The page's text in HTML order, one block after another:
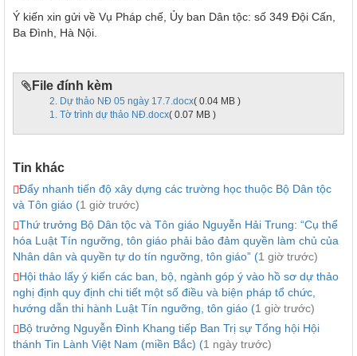
Ý kiến xin gửi về Vụ Pháp chế, Ủy ban Dân tộc: số 349 Đội Cấn,
Ba Đình, Hà Nội.
File đính kèm
2. Dự thảo NĐ 05 ngày 17.7.docx( 0.04 MB )
1. Tờ trình dự thảo NĐ.docx( 0.07 MB )
Tin khác
Đẩy nhanh tiến độ xây dựng các trường học thuộc Bộ Dân tộc
và Tôn giáo (1 giờ trước)
Thứ trưởng Bộ Dân tộc và Tôn giáo Nguyễn Hải Trung: “Cụ thể
hóa Luật Tín ngưỡng, tôn giáo phải bảo đảm quyền làm chủ của
Nhân dân và quyền tự do tín ngưỡng, tôn giáo” (1 giờ trước)
Hội thảo lấy ý kiến các ban, bộ, ngành góp ý vào hồ sơ dự thảo
nghị định quy định chi tiết một số điều và biện pháp tổ chức,
hướng dẫn thi hành Luật Tín ngưỡng, tôn giáo (1 giờ trước)
Bộ trưởng Nguyễn Đình Khang tiếp Ban Trị sự Tổng hội Hội
thánh Tin Lành Việt Nam (miền Bắc) (1 ngày trước)